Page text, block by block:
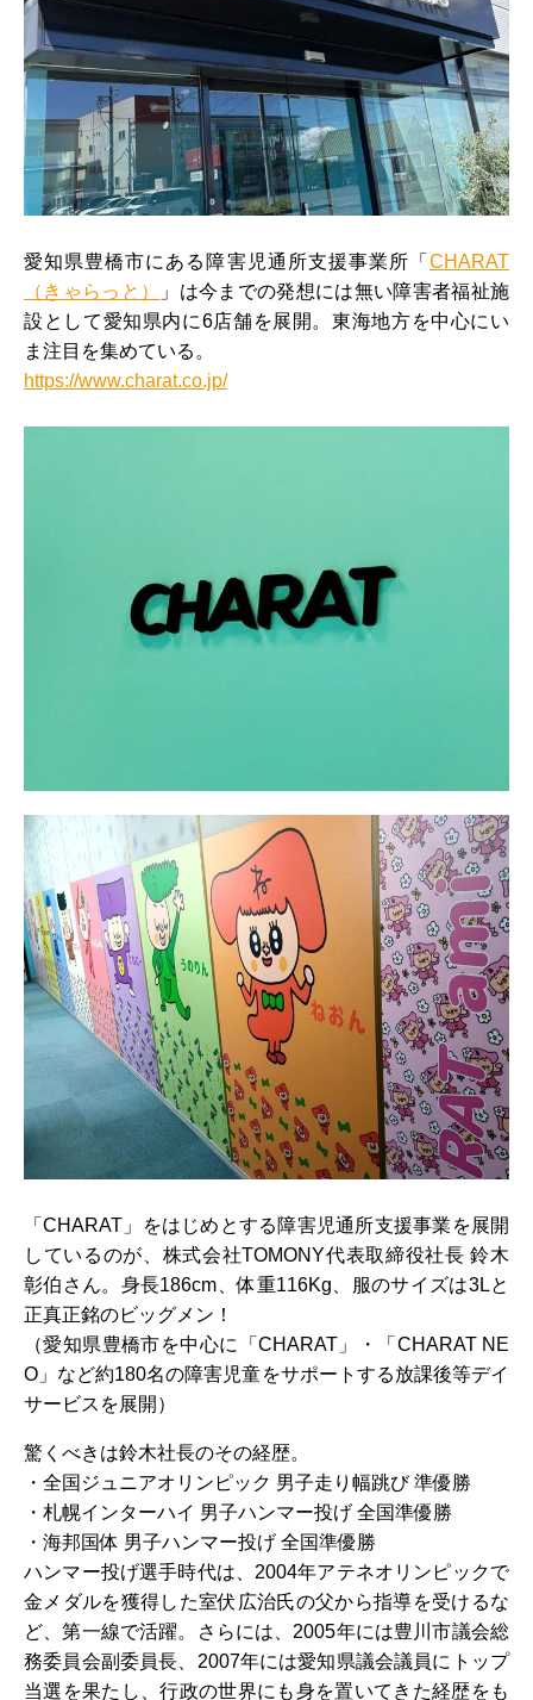
愛知県豊橋市にある障害児通所支援事業所「 CHARAT
（きゃらっと）
」は今までの発想には無い障害者福祉施
設として愛知県内に6店舗を展開。東海地方を中心にい
ま注目を集めている。
https://www.charat.co.jp/
「CHARAT」をはじめとする障害児通所支援事業を展開
しているのが、株式会社TOMONY代表取締役社長 鈴木
彰伯さん。身長186cm、体重116Kg、服のサイズは3Lと
正真正銘のビッグメン！
（愛知県豊橋市を中心に「CHARAT」・「CHARAT NE
O」など約180名の障害児童をサポートする放課後等デイ
サービスを展開）
驚くべきは鈴木社長のその経歴。
・全国ジュニアオリンピック 男子走り幅跳び 準優勝
・札幌インターハイ 男子ハンマー投げ 全国準優勝
・海邦国体 男子ハンマー投げ 全国準優勝
ハンマー投げ選手時代は、2004年アテネオリンピックで
金メダルを獲得した室伏広治氏の父から指導を受けるな
ど、第一線で活躍。さらには、2005年には豊川市議会総
務委員会副委員長、2007年には愛知県議会議員にトップ
当選を果たし、行政の世界にも身を置いてきた経歴をも